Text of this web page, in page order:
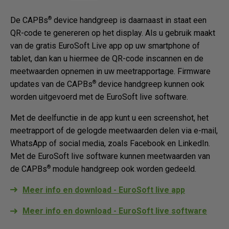
De CAPBs® device handgreep is daarnaast in staat een
QR-code te genereren op het display. Als u gebruik maakt
van de gratis EuroSoft Live app op uw smartphone of
tablet, dan kan u hiermee de QR-code inscannen en de
meetwaarden opnemen in uw meetrapportage. Firmware
updates van de CAPBs® device handgreep kunnen ook
worden uitgevoerd met de EuroSoft live software.
Met de deelfunctie in de app kunt u een screenshot, het
meetrapport of de gelogde meetwaarden delen via e-mail,
WhatsApp of social media, zoals Facebook en LinkedIn.
Met de EuroSoft live software kunnen meetwaarden van
de CAPBs® module handgreep ook worden gedeeld.
Meer info en download - EuroSoft live app
Meer info en download - EuroSoft live software